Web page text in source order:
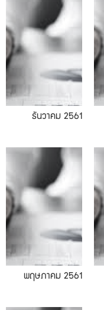
ธันวาคม 2561
พฤษภาคม 2561
03.2018